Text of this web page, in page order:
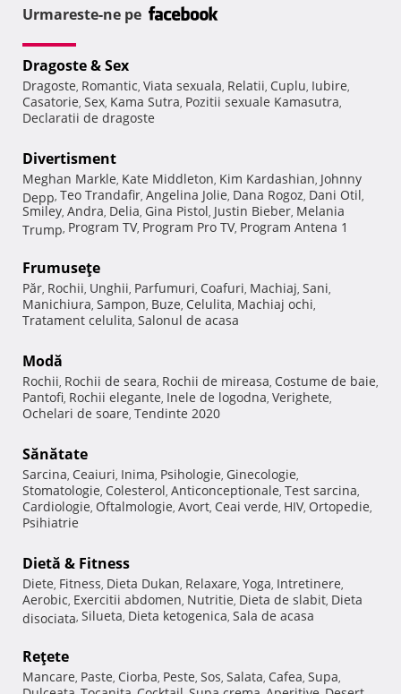
Urmareste-ne pe
Dragoste & Sex
Dragoste, Romantic, Viata sexuala, Relatii, Cuplu, Iubire,
Casatorie, Sex, Kama Sutra, Pozitii sexuale Kamasutra,
Declaratii de dragoste
Divertisment
Meghan Markle, Kate Middleton, Kim Kardashian, Johnny
Depp, Teo Trandafir, Angelina Jolie, Dana Rogoz, Dani Otil,
Smiley, Andra, Delia, Gina Pistol, Justin Bieber, Melania
Trump, Program TV, Program Pro TV, Program Antena 1
Frumuseţe
Păr, Rochii, Unghii, Parfumuri, Coafuri, Machiaj, Sani,
Manichiura, Sampon, Buze, Celulita, Machiaj ochi,
Tratament celulita, Salonul de acasa
Modă
Rochii, Rochii de seara, Rochii de mireasa, Costume de baie,
Pantofi, Rochii elegante, Inele de logodna, Verighete,
Ochelari de soare, Tendinte 2020
Sănătate
Sarcina, Ceaiuri, Inima, Psihologie, Ginecologie,
Stomatologie, Colesterol, Anticonceptionale, Test sarcina,
Cardiologie, Oftalmologie, Avort, Ceai verde, HIV, Ortopedie,
Psihiatrie
Dietă & Fitness
Diete, Fitness, Dieta Dukan, Relaxare, Yoga, Intretinere,
Aerobic, Exercitii abdomen, Nutritie, Dieta de slabit, Dieta
disociata, Silueta, Dieta ketogenica, Sala de acasa
Reţete
Mancare, Paste, Ciorba, Peste, Sos, Salata, Cafea, Supa,